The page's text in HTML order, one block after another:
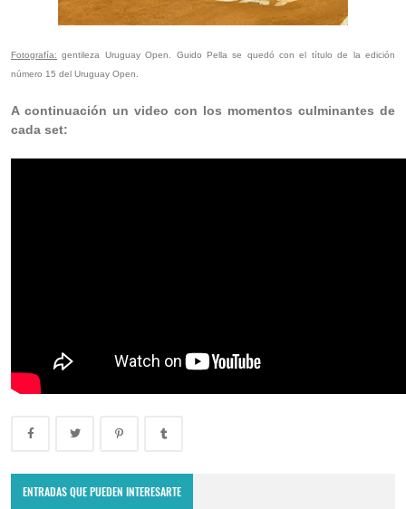
Fotografía: gentileza Uruguay Open. Guido Pella se quedó con el título de la edición
número 15 del Uruguay Open.
A continuación un video con los momentos culminantes de
cada set:
ENTRADAS QUE PUEDEN INTERESARTE